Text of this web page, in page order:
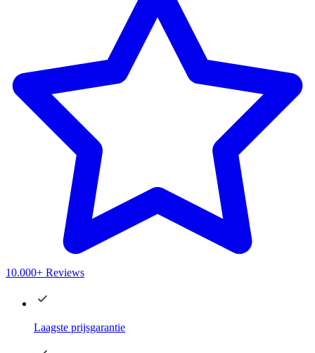
10.000+ Reviews
Laagste prijsgarantie